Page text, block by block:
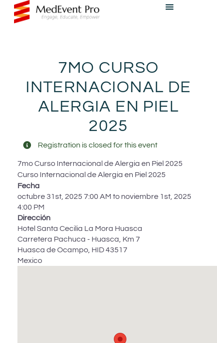
7MO CURSO
INTERNACIONAL DE
ALERGIA EN PIEL
2025
Registration is closed for this event
7mo Curso Internacional de Alergia en Piel 2025
Curso Internacional de Alergia en Piel 2025
Fecha
octubre 31st, 2025 7:00 AM to noviembre 1st, 2025
4:00 PM
Dirección
Hotel Santa Cecilia La Mora Huasca
Carretera Pachuca - Huasca, Km 7
Huasca de Ocampo, HID43517
Mexico